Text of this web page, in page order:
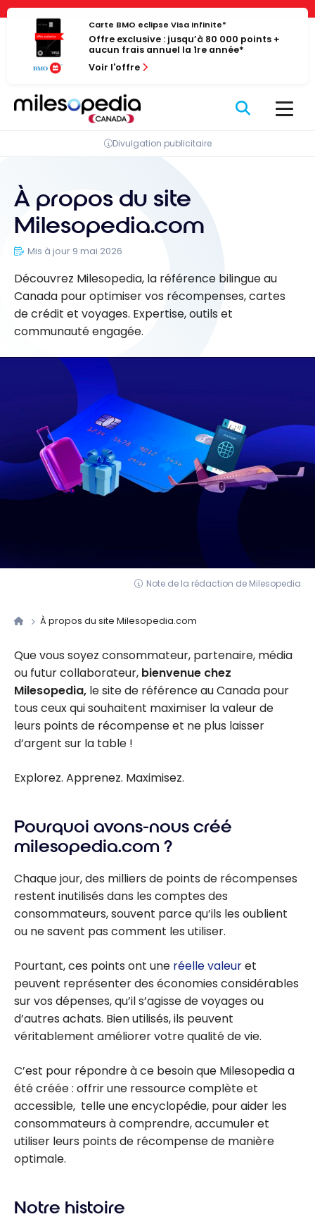
Panneau de gestion des cookies
Passer
contenu
Carte BMO eclipse Visa Infinite*
Offre exclusive : jusqu’à 80 000 points +
aucun frais annuel la 1re année*
Voir l'offre
Divulgation publicitaire
À propos du site
Milesopedia.com
Mis à jour 9 mai 2026
Découvrez Milesopedia, la référence bilingue au
Canada pour optimiser vos récompenses, cartes
de crédit et voyages. Expertise, outils et
communauté engagée.
Note de la rédaction de Milesopedia
À propos du site Milesopedia.com
Que vous soyez consommateur, partenaire, média
ou futur collaborateur, bienvenue chez
Milesopedia, le site de référence au Canada pour
tous ceux qui souhaitent maximiser la valeur de
leurs points de récompense et ne plus laisser
d’argent sur la table !
Explorez. Apprenez. Maximisez.
Pourquoi avons-nous créé
milesopedia.com ?
Chaque jour, des milliers de points de récompenses
restent inutilisés dans les comptes des
consommateurs, souvent parce qu’ils les oublient
ou ne savent pas comment les utiliser.
Pourtant, ces points ont une réelle valeuret
peuvent représenter des économies considérables
sur vos dépenses, qu’il s’agisse de voyages ou
d’autres achats. Bien utilisés, ils peuvent
véritablement améliorer votre qualité de vie.
C’est pour répondre à ce besoin que Milesopedia a
été créée : offrir une ressource complète et
accessible, telle une encyclopédie, pour aider les
consommateurs à comprendre, accumuler et
utiliser leurs points de récompense de manière
optimale.
Notre histoire